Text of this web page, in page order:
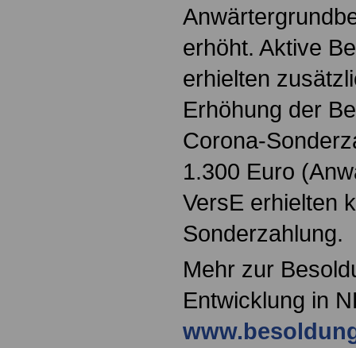
erhöht. Aktive
erhielten
Erhöhung der
Corona-
1.300 Euro
VersE erhielten
Sonderzahlung.
Mehr zur
Entwicklung in